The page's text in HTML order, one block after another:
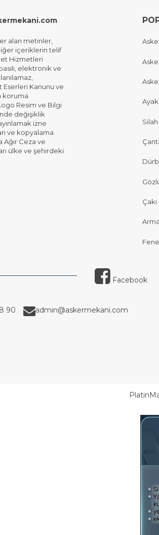
alan metinler,
içeriklerin telif
Hizmetleri
elektronik ve
Eserleri Kanunu ve
koruma
Resim ve Bilgi
değişiklik
izne
ve kopyalama
Ceza ve
ülke ve şehirdeki
Silah
Facebook
90 admin@askermekani.com